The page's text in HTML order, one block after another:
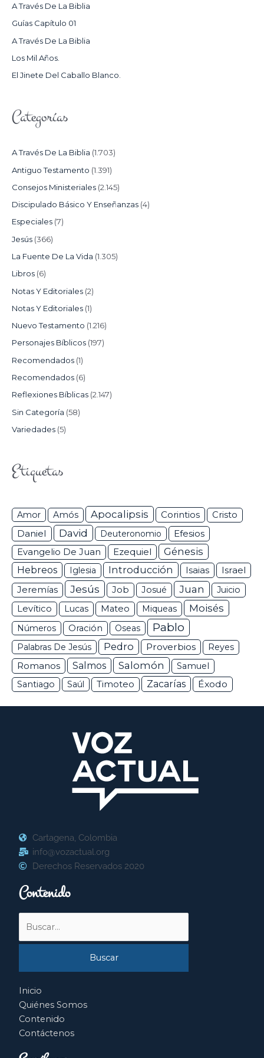
R
:
A Través De La Biblia
Guías Capítulo 01
A Través De La Biblia
Los Mil Años.
El Jinete Del Caballo Blanco.
Categorías
A Través De La Biblia (1.703)
Antiguo Testamento (1.391)
Consejos Ministeriales (2.145)
Discipulado Básico Y Enseñanzas (4)
Especiales (7)
Jesús (366)
La Fuente De La Vida (1.305)
Libros (6)
Notas Y Editoriales (2)
Notas Y Editoriales (1)
Nuevo Testamento (1.216)
Personajes Bíblicos (197)
Recomendados (1)
Recomendados (6)
Reflexiones Bíblicas (2.147)
Sin Categoría (58)
Variedades (5)
Etiquetas
Amor Amós Apocalipsis Corintios Cristo
Daniel David Deuteronomio Efesios
Evangelio De Juan Ezequiel
Génesis
Hebreos
Iglesia Introducción Isaias Israel
Jeremías Jesús Job Josué Juan
Juicio
Levítico
Lucas Mateo Miqueas Moisés
Números Oración Oseas Pablo
Palabras De Jesús Pedro Proverbios Reyes
Romanos Salmos Salomón
Samuel
Santiago
Saúl Timoteo Zacarías Éxodo
Cartagena, Colombia
info@vozactual.org
Derechos Reservados 2020
Contenido
por:
Inicio
Quiénes Somos
Contenido
Contáctenos